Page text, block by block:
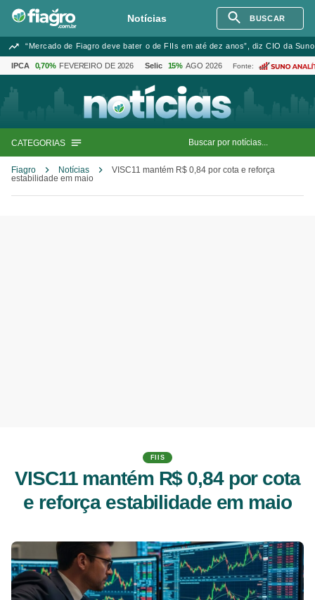
Notícias BUSCAR
“Mercado de Fiagro deve bater o de FIIs em até dez anos”, diz CIO da
IPCA 0,70% FEVEREIRO DE 2026 Selic 15% AGO 2026 Fonte:
CATEGORIAS
Fiagro Notícias
VISC11 mantém R$ 0,84 por cota e reforça
estabilidade em maio
FIIS
VISC11 mantém R$ 0,84 por cota
e reforça estabilidade em maio